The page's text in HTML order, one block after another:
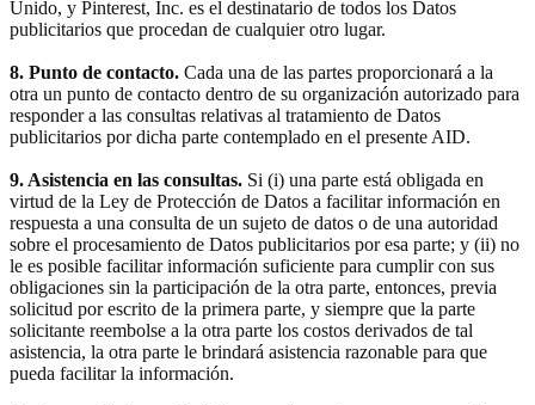
Unido, y Pinterest, Inc. es el destinatario de todos los Datos
publicitarios que procedan de cualquier otro lugar.
8. Punto de contacto. Cada una de las partes proporcionará a la
otra un punto de contacto dentro de su organización autorizado para
responder a las consultas relativas al tratamiento de Datos
publicitarios por dicha parte contemplado en el presente AID.
9. Asistencia en las consultas. Si (i) una parte está obligada en
virtud de la Ley de Protección de Datos a facilitar información en
respuesta a una consulta de un sujeto de datos o de una autoridad
sobre el procesamiento de Datos publicitarios por esa parte; y (ii) no
le es posible facilitar información suficiente para cumplir con sus
obligaciones sin la participación de la otra parte, entonces, previa
solicitud por escrito de la primera parte, y siempre que la parte
solicitante reembolse a la otra parte los costos derivados de tal
asistencia, la otra parte le brindará asistencia razonable para que
pueda facilitar la información.